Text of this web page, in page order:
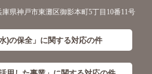
県神戸市東灘区御影本町5丁目10番11号
)の保全」に関する対応の件